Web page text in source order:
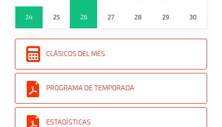
24 25 26 27 28 29 30
CLÁSICOS DEL MES
PROGRAMA DE TEMPORADA
ESTADÍSTICAS